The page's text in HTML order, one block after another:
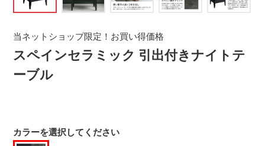
スペインセラミック 引出付きナイトテ
ーブル
当ネットショップ限定！お買い得価格
カラーを選択してください